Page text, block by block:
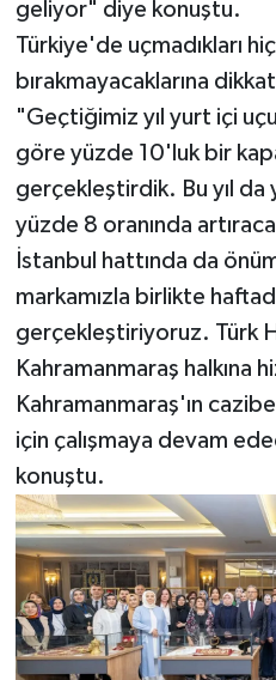
geliyor" diye konuştu.
Türkiye'de uçmadıkları
bırakmayacaklarına
"Geçtiğimiz yıl yurt içi
göre yüzde 10'luk bir
gerçekleştirdik. Bu yıl
yüzde 8 oranında
İstanbul hattında da
markamızla birlikte
gerçekleştiriyoruz. Türk
Kahramanmaraş halkına
Kahramanmaraş'ın
için çalışmaya devam
konuştu.